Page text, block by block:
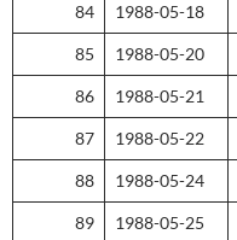
84 1988-05-18
85 1988-05-20
86 1988-05-21
87 1988-05-22
88 1988-05-24
89 1988-05-25